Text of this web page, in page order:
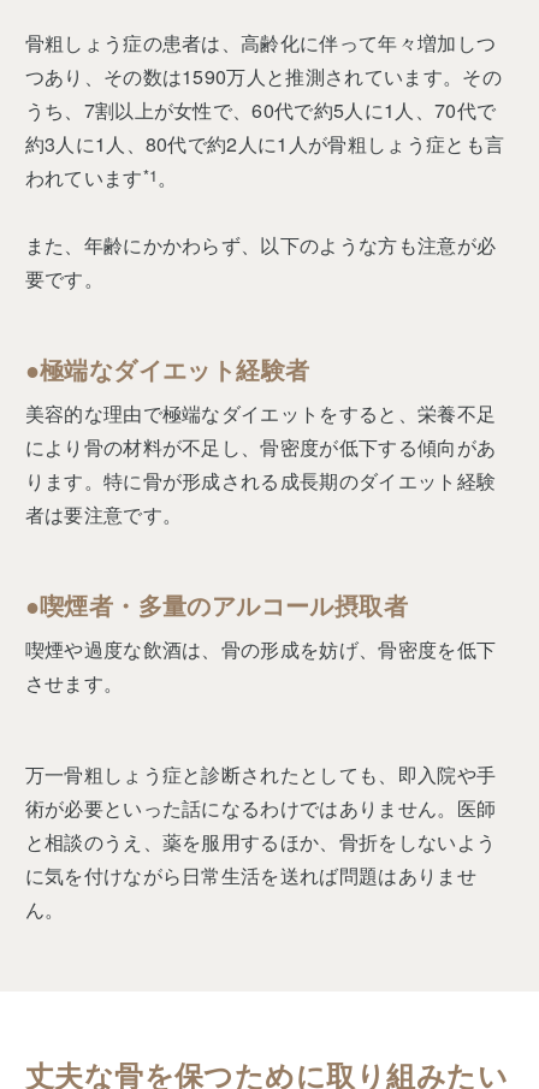
骨粗しょう症の患者は、高齢化に伴って年々増加しつ
つあり、その数は1590万人と推測されています。その
うち、7割以上が女性で、60代で約5人に1人、70代で
約3人に1人、80代で約2人に1人が骨粗しょう症とも言
われています*1。
また、年齢にかかわらず、以下のような方も注意が必
要です。
●極端なダイエット経験者
美容的な理由で極端なダイエットをすると、栄養不足
により骨の材料が不足し、骨密度が低下する傾向があ
ります。特に骨が形成される成長期のダイエット経験
者は要注意です。
●喫煙者・多量のアルコール摂取者
喫煙や過度な飲酒は、骨の形成を妨げ、骨密度を低下
させます。
万一骨粗しょう症と診断されたとしても、即入院や手
術が必要といった話になるわけではありません。医師
と相談のうえ、薬を服用するほか、骨折をしないよう
に気を付けながら日常生活を送れば問題はありませ
ん。
丈夫な骨を保つために取り組みたい